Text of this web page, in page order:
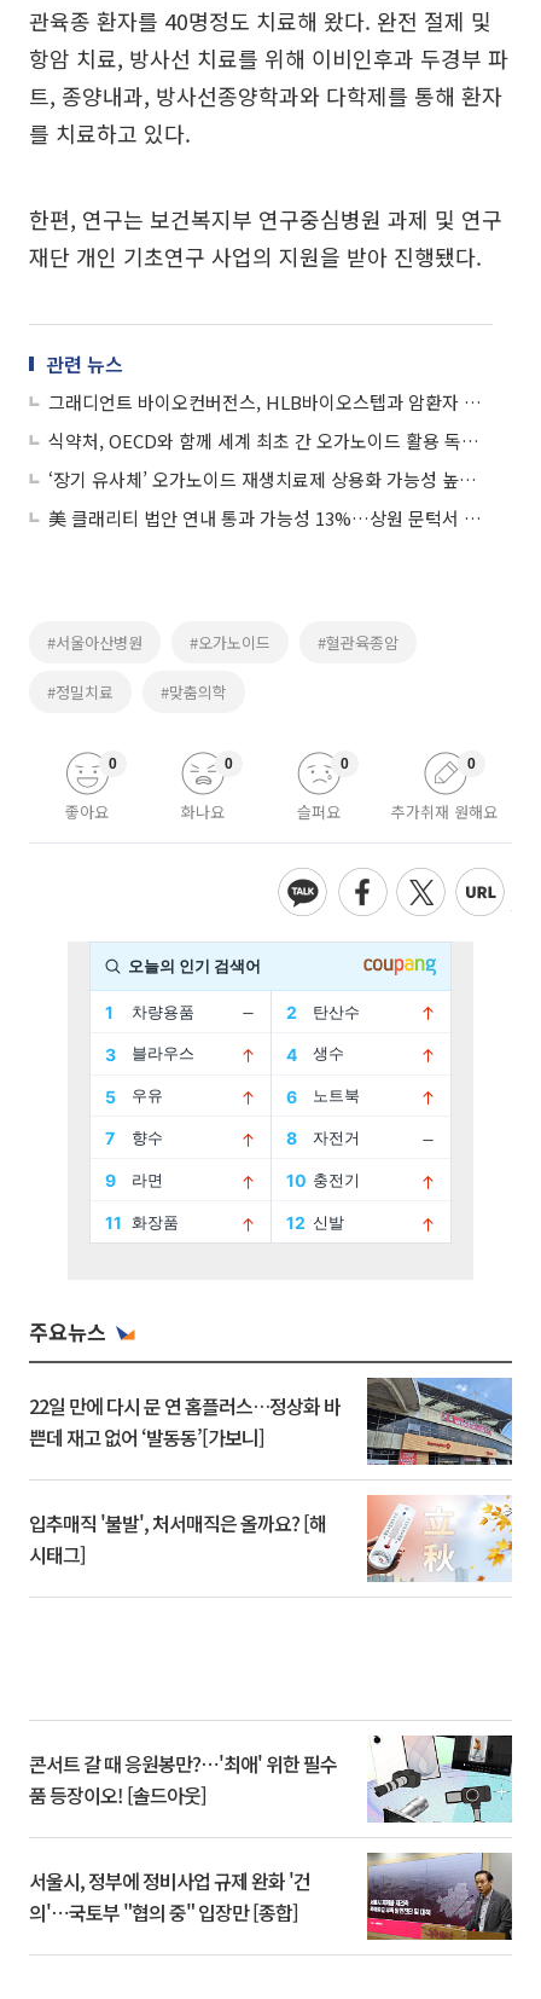
관육종 환자를 40명정도 치료해 왔다. 완전 절제 및
항암 치료, 방사선 치료를 위해 이비인후과 두경부 파
트, 종양내과, 방사선종양학과와 다학제를 통해 환자
를 치료하고 있다.
한편, 연구는 보건복지부 연구중심병원 과제 및 연구
재단 개인 기초연구 사업의 지원을 받아 진행됐다.
관련 뉴스
그래디언트 바이오컨버전스, HLB바이오스텝과 암환자 유래 오가노이드 사업 추진
식약처, OECD와 함께 세계 최초 간 오가노이드 활용 독성시험법 개발
‘장기 유사체’ 오가노이드 재생치료제 상용화 가능성 높아진다
美 클래리티 법안 연내 통과 가능성 13%…상원 문턱서 제동
#서울아산병원 #오가노이드 #혈관육종암
#정밀치료 #맞춤의학
좋아요
0
화나요
0
슬퍼요
0
추가취재 원해요
0
주요뉴스
22일 만에 다시 문 연 홈플러스…정상화 바
쁜데 재고 없어 ‘발동동’[가보니]
입추매직 '불발', 처서매직은 올까요? [해
시태그]
콘서트 갈 때 응원봉만?⋯'최애' 위한 필수
품 등장이오! [솔드아웃]
서울시, 정부에 정비사업 규제 완화 '건
의'⋯국토부 "협의 중" 입장만 [종합]